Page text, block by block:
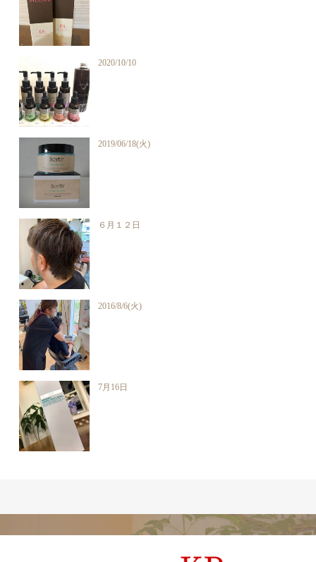
2020/10/10
2019/06/18(火)
６月１２日
2016/8/6(火)
7月16日